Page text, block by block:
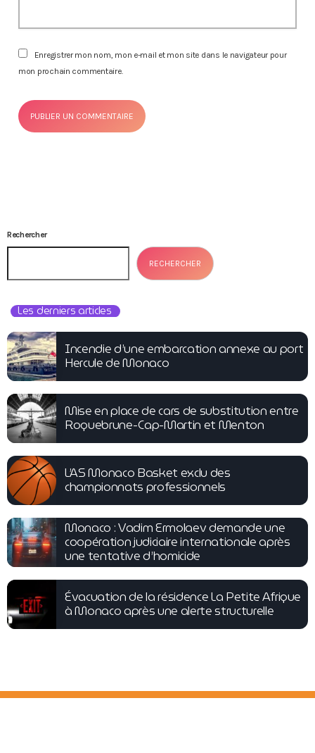
Enregistrer mon nom, mon e-mail et mon site dans le navigateur pour
mon prochain commentaire.
Rechercher
RECHERCHER
Les derniers articles
Incendie d’une embarcation annexe au port
Hercule de Monaco
Mise en place de cars de substitution entre
Roquebrune-Cap-Martin et Menton
L’AS Monaco Basket exclu des
championnats professionnels
Monaco : Vadim Ermolaev demande une
coopération judiciaire internationale après
une tentative d’homicide
Évacuation de la résidence La Petite Afrique
à Monaco après une alerte structurelle